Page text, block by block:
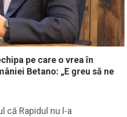
pe care o vrea în
Betano: „E greu să ne
că Rapidul nu l-a